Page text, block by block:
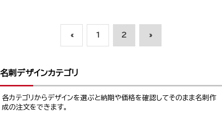
« 1 2 »
名刺デザインカテゴリ
各カテゴリからデザインを選ぶと納期や価格を確認してそのまま名刺作
成の注文をできます。